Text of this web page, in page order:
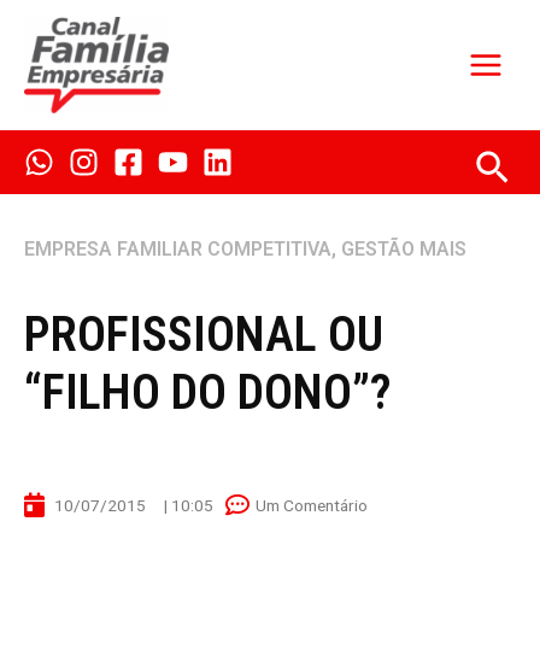
conteúdo
EMPRESA FAMILIAR COMPETITIVA, GESTÃO MAIS
PROFISSIONAL OU
“FILHO DO DONO”?
10/07/2015 | 10:05 Um Comentário